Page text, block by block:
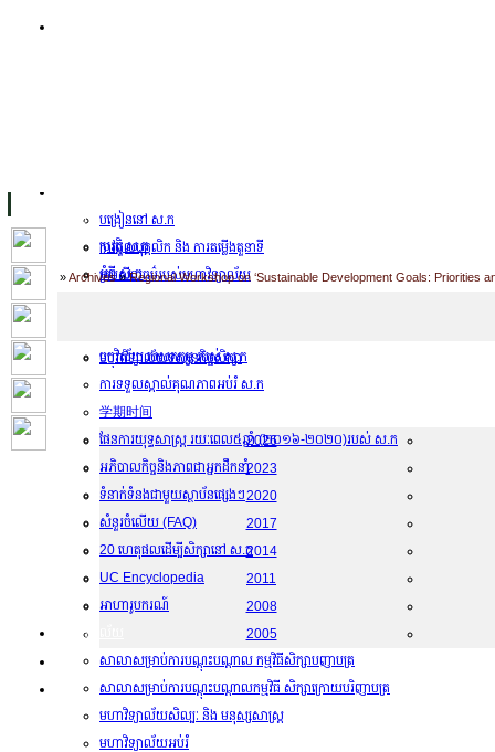
បង្រៀននៅ ស.ក
ការជួលបុគ្គលិក និង ការតម្លើងតួនាទី
ក្រមសីលធម៌របស់មហាវិទ្យាល័យ
មហាវិទ្យាល័យទស្សនកិច្ចសិក្សា
ឱកាសការងារ
ឃ្លាំងតម្កល់ឯកសារ
2026
2023
2020
2017
2014
2011
2008
2005
ទំនាក់ទំនង
អំពី ស.ក
ប្រវត្តិ ស.ក
អំពី ស.ក
ចក្ខុវិស័យ បេសកកម្ម របស់ ស.ក
ការទទួលស្គាល់គុណភាពអប់រំ ស.ក
学期时间
ផែនការយុទ្ធសាស្រ្ត រយៈពេល៥ឆ្នាំ (២០១៦-២០២០)​របស់ ស.ក
អភិបាលកិច្ចនិងភាពជាអ្នកដឹកនាំ
ទំនាក់ទំនងជាមួយស្ថាប័នផ្សេងៗ
សំនួរចំលើយ (FAQ)
20 ហេតុផលដើម្បីសិក្សានៅ ស.ក
UC Encyclopedia
អាហារូបករណ៍
មហាវិទ្យាល័យ
សាលាសម្រាប់ការបណ្តុះបណ្តាល កម្មវិធីសិក្សាបញាបត្រ
សាលាសម្រាប់ការបណ្តុះបណ្តាលកម្មវិធី សិក្សាក្រោយបរិញាបត្រ
មហាវិទ្យាល័យសិល្បៈ និង មនុស្សសាស្រ្ត
មហាវិទ្យាល័យអប់រំ
Home »Archives»Regional Workshop on ‘Sustainable Development Goals: Priorities